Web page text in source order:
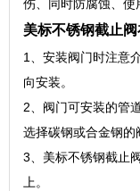
伤、同时防腐蚀、使
美标不锈钢截止
1、安装阀门时注意
向安装。
2、阀门可安装的管
选择碳钢或合金钢的
3、美标不锈钢截止
上。